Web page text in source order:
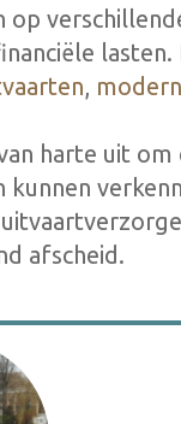
op
,
harte uit
kunnen
afscheid.